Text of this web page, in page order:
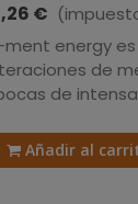
€
ment energy
de
de
Añadir al